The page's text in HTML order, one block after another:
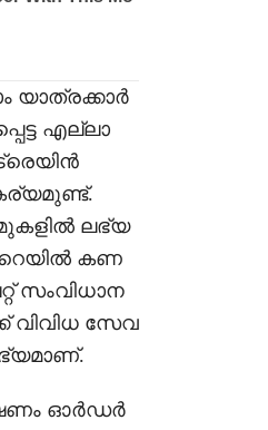
യാത്രക്കാർ
എല്ലാ
ലഭ്യ
കണ
സംവിധാന
വിവിധ സേവ
ഓർഡർ